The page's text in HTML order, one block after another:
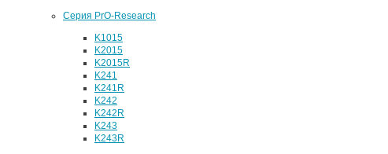
Серия PrO-Research
K1015
K2015
K2015R
K241
K241R
K242
K242R
K243
K243R